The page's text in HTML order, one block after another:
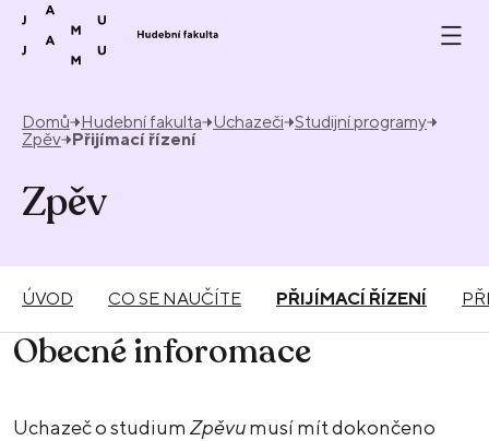
Přeskočit na obsah
Domů Hudební fakulta Uchazeči Studijní programy
Zpěv Přijímací řízení
Zpěv
ÚVOD CO SE NAUČÍTE PŘIJÍMACÍ ŘÍZENÍ
Obecné inforomace
Uchazeč o studium Zpěvumusí mít dokončeno